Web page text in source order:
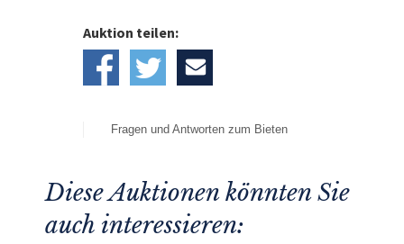
Auktion teilen:
Fragen und Antworten zum Bieten
Diese Auktionen könnten Sie
auch interessieren: